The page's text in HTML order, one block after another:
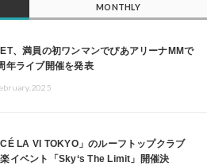
MONTHLY
、満員の初ワンマンでぴあアリーナMMで
年ライブ開催を発表
LA VI TOKYO」のルーフトップクラブ
イベント「Sky‘s The Limit」開催決